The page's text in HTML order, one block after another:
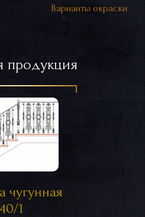
Варианты окраски
продукция
чугунная
1